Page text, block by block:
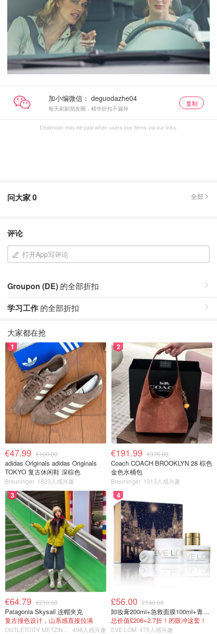
加小编微信：
每天刷刷朋友圈，精华折扣不漏掉
复制
Dealmoon may be paid when users buy items via our links.
问大家0 全部
评论
打开App写评论
Groupon (DE) 的全部折扣
学习工作 的全部折扣
大家都在抢
1
€47.99 €100.00
adidas Originals adidas Originals
TOKYO 复古休闲鞋 深棕色
Breuninger 1823人感兴趣
2
€191.99 €375.00
Coach COACH BROOKLYN 28 棕色
金色水桶包
Breuninger 1313人感兴趣
3
€64.79 €210.00
Patagonia Skysail 连帽夹克
复古撞色设计，山系感直接拉满
498人感兴趣
4
£56.00 £140.00
卸妆膏200ml+急救面膜100ml+青春面霜15ml
总价值£206=2.7折！闭眼冲这套！
EVE LOM 475人感兴趣